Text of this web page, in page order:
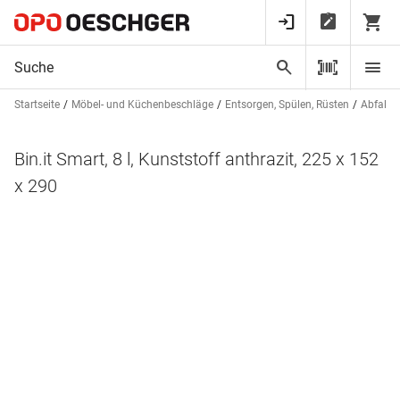
Startseite Möbel- und Küchenbeschläge Entsorgen, Spülen, Rüsten
Bin.it Smart, 8 l, Kunststoff anthrazit, 225 x 152
x 290